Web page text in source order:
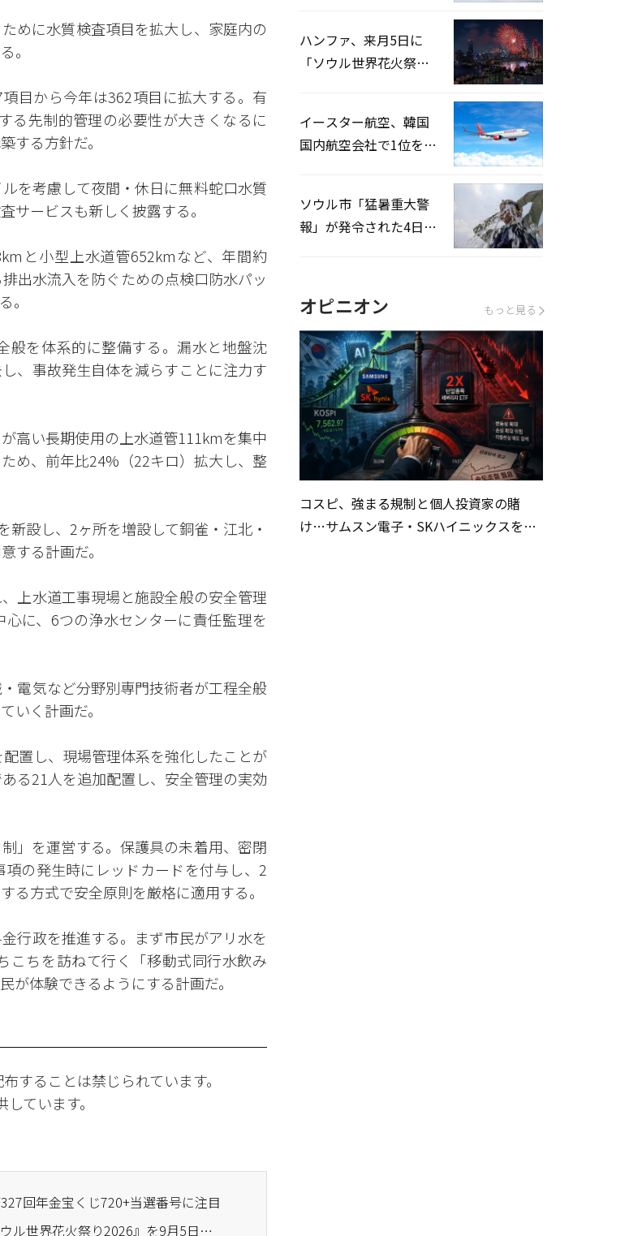
めに水質検査項目を拡大し、家庭内の
。
目から今年は362項目に拡大する。有
る先制的管理の必要性が大きくなるに
する方針だ。
を考慮して夜間・休日に無料蛇口水質
サービスも新しく披露する。
と小型上水道管652kmなど、年間約
出水流入を防ぐための点検口防水パッ
。
般を体系的に整備する。漏水と地盤沈
、事故発生自体を減らすことに注力す
高い長期使用の上水道管111kmを集中
め、前年比24%（22キロ）拡大し、整
設し、2ヶ所を増設して銅雀・江北・
する計画だ。
上水道工事現場と施設全般の安全管理
に、6つの浄水センターに責任監理を
電気など分野別専門技術者が工程全般
いく計画だ。
置し、現場管理体系を強化したことが
る21人を追加配置し、安全管理の実効
」を運営する。保護具の未着用、密閉
の発生時にレッドカードを付与し、2
る方式で安全原則を厳格に適用する。
行政を推進する。まず市民がアリ水を
こちを訪ねて行く「移動式同行水飲み
体験できるようにする計画だ。
することは禁じられています。
ています。
回年金宝くじ720+当選番号に注目
· 韓国・アメリカ・イギリス参加の『ソウル世界花火祭り2026』を9月5日に開催
ハンファ、来月5日に
「ソウル世界花火祭り
イースター航空、韓国
国内航空会社で1位を記
ソウル市「猛暑重大警
報」が発令された4日、
オピニオン もっと見る
コスピ、強まる規制と個人投資家の賭
け…サムスン電子・SKハイニックスを巡